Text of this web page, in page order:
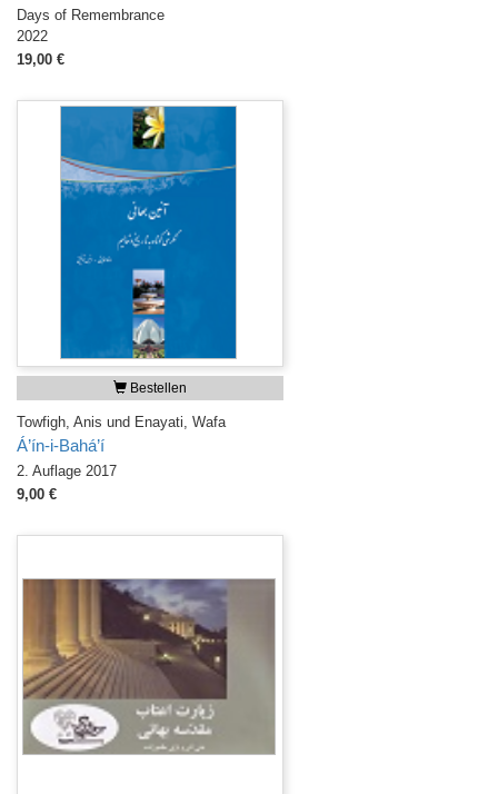
Days of Remembrance
2022
19,00 €
Bestellen
Towfigh, Anis und Enayati, Wafa
Á’ín-i-Bahá’í
2. Auflage 2017
9,00 €